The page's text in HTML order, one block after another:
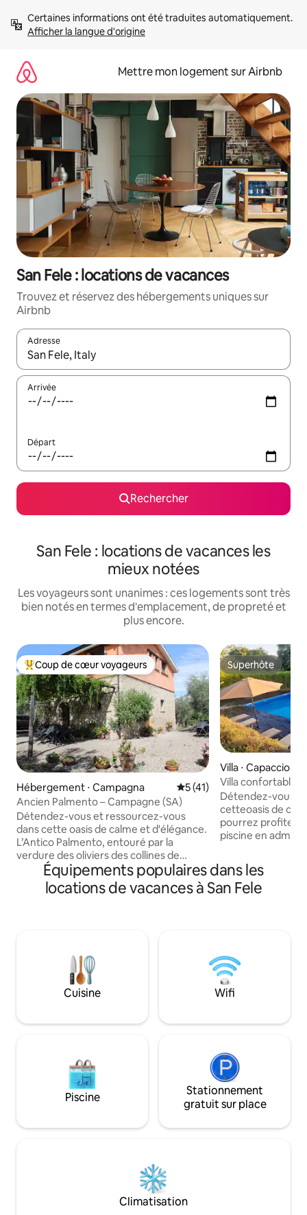
directement
Afficher la langue d'origine
Mettre mon logement sur Airbnb
San Fele : locations de vacances
Trouvez et réservez des hébergements uniques sur
Airbnb
Adresse
Lorsque les résultats s'affichent, utilisez les flèches vers le
Arrivée
Départ
Rechercher
San Fele : locations de vacances les
mieux notées
Les voyageurs sont unanimes : ces logements sont très
bien notés en termes d'emplacement, de propreté et
plus encore.
Coups de cœur voyageurs les plus appréciés
Coup de cœur voyageurs
Hébergement ⋅ Campagna Évaluation moyenne sur la
5 (41)
Ancien Palmento – Campagne (SA)
Détendez-vous et ressourcez-vous
dans cette oasis de calme et d'élégance.
L’Antico Palmento, entouré par la
verdure des oliviers des collines de
Campagna (SA), est idéal pour ceux qui
recherchent la détente au contact de la
nature. Cet ancien pressoir,
Emplacement privilégié pour explorer la
province de Salerne et la Campanie.
Parfait pour des vacances régénérantes
dans un environnement accueillant et
Superhôte
Superhôte
Villa ⋅ Capaccio
Villa confortable
Détendez-vous
cetteoasis de
pourrez profiter
piscine en
centenaires et
piscine de
autonome vous
jacuzzi. TV 70
abonnements de
streaming pour
Équipements populaires dans les
locations de vacances à San Fele
Cuisine Wifi
Piscine
Stationnement
gratuit sur place
Climatisation